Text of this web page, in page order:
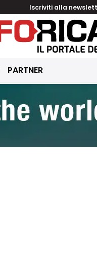
Iscriviti alla
PARTNER